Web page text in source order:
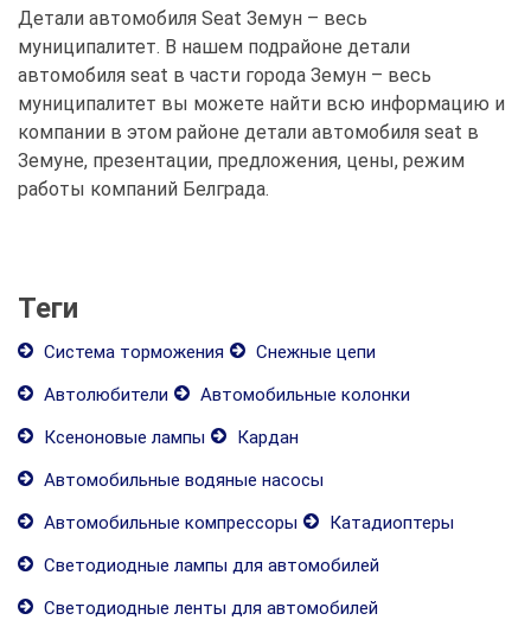
Детали автомобиля Seat Земун – весь
муниципалитет. В нашем подрайоне детали
автомобиля seat в части города Земун – весь
муниципалитет вы можете найти всю информацию и
компании в этом районе детали автомобиля seat в
Земуне, презентации, предложения, цены, режим
работы компаний Белграда.
Теги
Система торможения
Снежные цепи
Автолюбители
Автомобильные колонки
Ксеноновые лампы
Кардан
Автомобильные водяные насосы
Автомобильные компрессоры
Катадиоптеры
Светодиодные лампы для автомобилей
Светодиодные ленты для автомобилей